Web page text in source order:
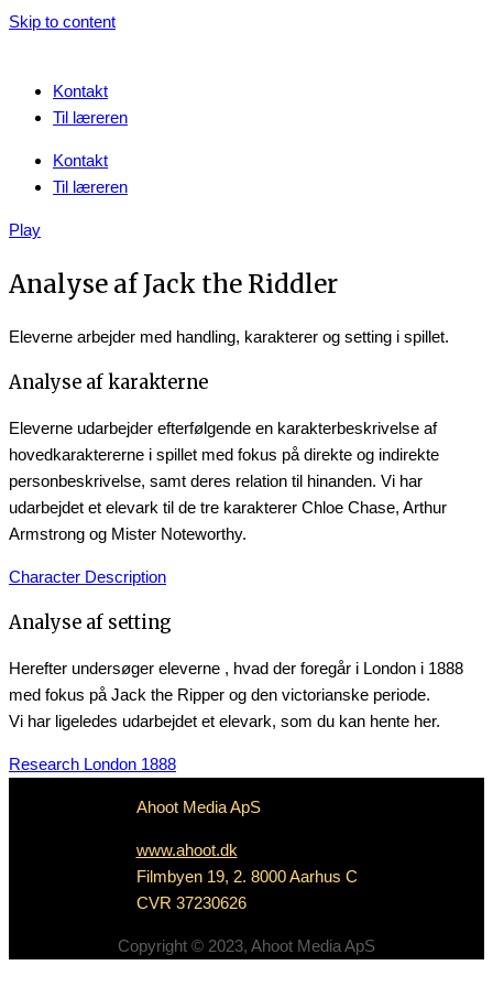
Skip to content
Kontakt
Til læreren
Kontakt
Til læreren
Play
Analyse af Jack the Riddler
Eleverne arbejder med handling, karakterer og setting i spillet.
Analyse af karakterne
Eleverne udarbejder efterfølgende en karakterbeskrivelse af
hovedkaraktererne i spillet med fokus på direkte og indirekte
personbeskrivelse, samt deres relation til hinanden. Vi har
udarbejdet et elevark til de tre karakterer Chloe Chase, Arthur
Armstrong og Mister Noteworthy.
Character Description
Analyse af setting
Herefter undersøger eleverne , hvad der foregår i London i 1888
med fokus på Jack the Ripper og den victorianske periode.
Vi har ligeledes udarbejdet et elevark, som du kan hente her.
Research London 1888
Ahoot Media ApS
www.ahoot.dk
Filmbyen 19, 2. 8000 Aarhus C
CVR 37230626
Copyright © 2023, Ahoot Media ApS